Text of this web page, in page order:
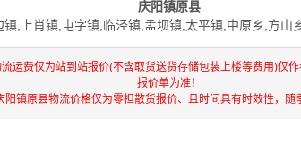
庆阳镇原县
,上肖镇,屯字镇,临泾镇,孟坝镇,太平镇,中原乡,方山
运费仅为站到站报价(不含取货送货存储包装上楼等费用)仅
报价单为准！
镇原县物流价格仅为零担散货报价、且时间具有时效性，随